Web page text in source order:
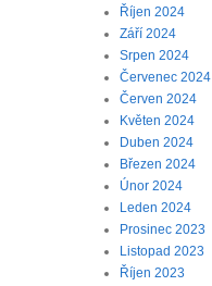
Říjen 2024
Září 2024
Srpen 2024
Červenec 2024
Červen 2024
Květen 2024
Duben 2024
Březen 2024
Únor 2024
Leden 2024
Prosinec 2023
Listopad 2023
Říjen 2023